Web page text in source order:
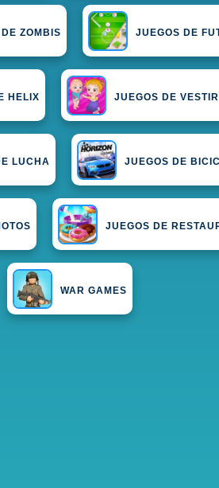
ZOMBIS JUEGOS DE
HELIX JUEGOS DE
LUCHA JUEGOS DE
JUEGOS DE
WAR GAMES